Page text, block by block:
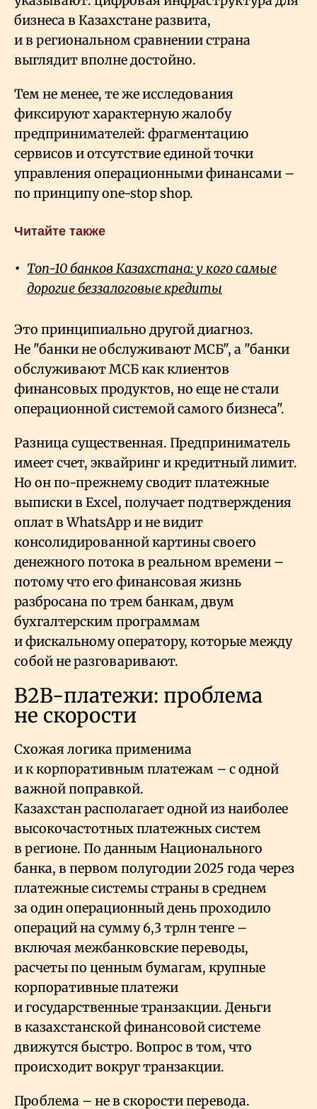
бизнеса в Казахстане развита,
и в региональном сравнении страна
выглядит вполне достойно.
Тем не менее, те же исследования
фиксируют характерную жалобу
предпринимателей: фрагментацию
сервисов и отсутствие единой точки
управления операционными финансами –
по принципу one-stop shop.
Читайте также
Топ-10 банков Казахстана: у кого самые
дорогие беззалоговые кредиты
Это принципиально другой диагноз.
Не "банки не обслуживают МСБ", а "банки
обслуживают МСБ как клиентов
финансовых продуктов, но еще не стали
операционной системой самого бизнеса".
Разница существенная. Предприниматель
имеет счет, эквайринг и кредитный лимит.
Но он по-прежнему сводит платежные
выписки в Excel, получает подтверждения
оплат в WhatsApp и не видит
консолидированной картины своего
денежного потока в реальном времени –
потому что его финансовая жизнь
разбросана по трем банкам, двум
бухгалтерским программам
и фискальному оператору, которые между
собой не разговаривают.
B2B-платежи: проблема
не скорости
Схожая логика применима
и к корпоративным платежам – с одной
важной поправкой.
Казахстан располагает одной из наиболее
высокочастотных платежных систем
в регионе. По данным Национального
банка, в первом полугодии 2025 года через
платежные системы страны в среднем
за один операционный день проходило
операций на сумму 6,3 трлн тенге –
включая межбанковские переводы,
расчеты по ценным бумагам, крупные
корпоративные платежи
и государственные транзакции. Деньги
в казахстанской финансовой системе
движутся быстро. Вопрос в том, что
происходит вокруг транзакции.
Проблема – не в скорости перевода.